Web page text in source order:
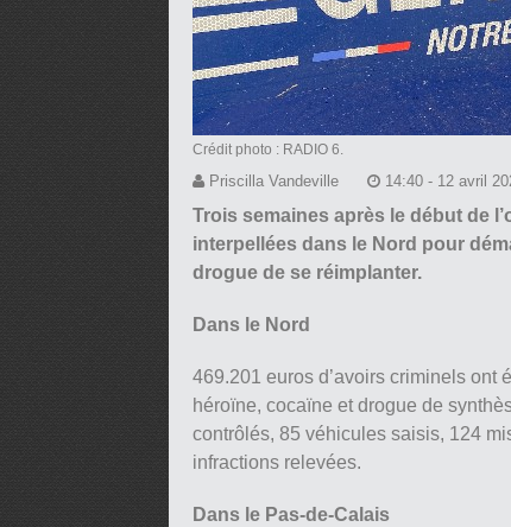
Crédit photo : RADIO 6.
Priscilla Vandeville 14:40 - 12 avril
Trois semaines après le début de
interpellées dans le Nord pour
drogue de se réimplanter.
Dans le Nord
469.201 euros d’avoirs criminels ont
héroïne, cocaïne et drogue de
contrôlés, 85 véhicules saisis, 124
infractions relevées.
Dans le Pas-de-Calais